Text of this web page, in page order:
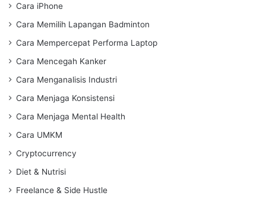
Cara iPhone
Cara Memilih Lapangan Badminton
Cara Mempercepat Performa Laptop
Cara Mencegah Kanker
Cara Menganalisis Industri
Cara Menjaga Konsistensi
Cara Menjaga Mental Health
Cara UMKM
Cryptocurrency
Diet & Nutrisi
Freelance & Side Hustle